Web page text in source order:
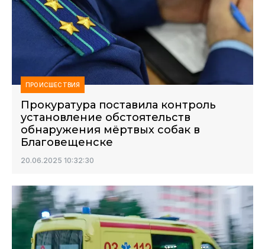
ПРОИСШЕСТВИЯ
Прокуратура поставила контроль
установление обстоятельств
обнаружения мёртвых собак в
Благовещенске
20.06.2025 10:32:30